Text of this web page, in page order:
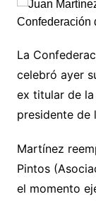
La
celebró ayer
ex titular de la
presidente de
Martínez
Pintos
el momento